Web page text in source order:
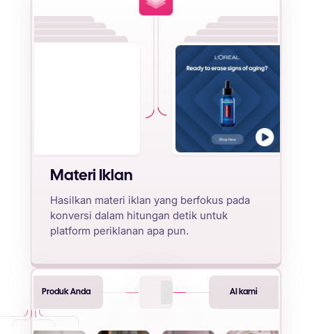
Materi Iklan
Hasilkan materi iklan yang berfokus pada
konversi dalam hitungan detik untuk
platform periklanan apa pun.
Produk Anda AI kami